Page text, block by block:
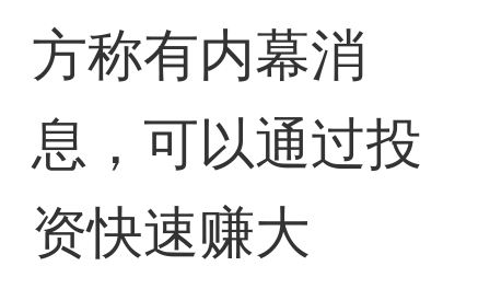
方称有内幕消
息，可以通过投
资快速赚大